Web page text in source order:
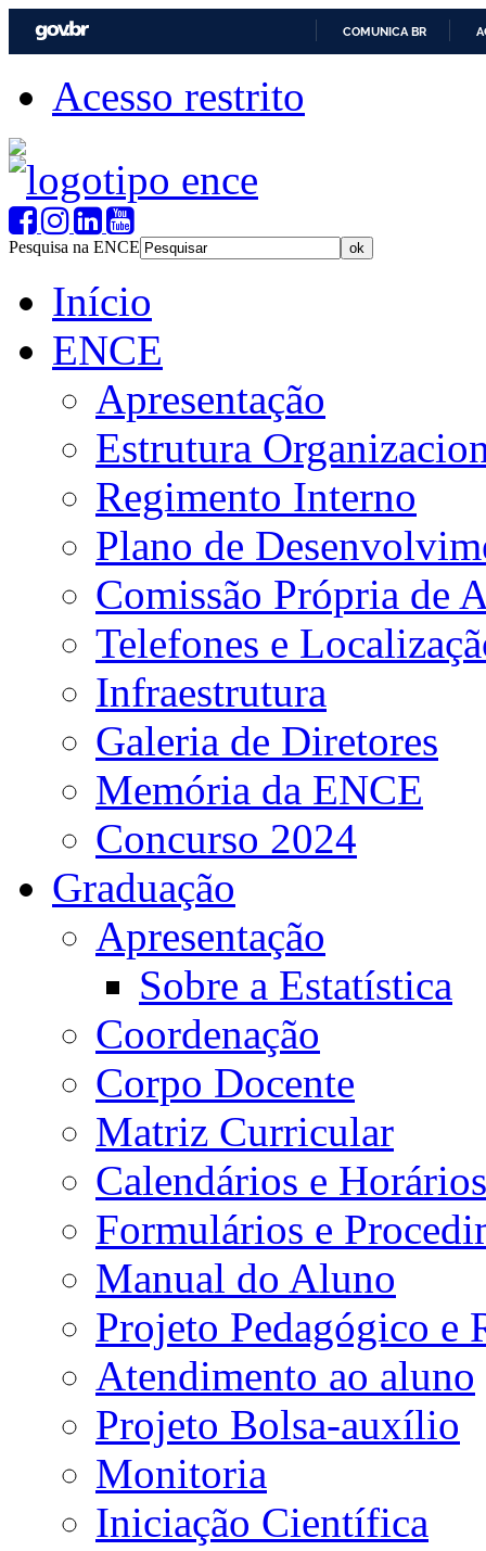
COMUNICA BR
Acesso restrito
Pesquisa na ENCE
Início
ENCE
Apresentação
Estrutura
Regimento Interno
Plano de
Comissão Própria de
Telefones e
Infraestrutura
Galeria de Diretores
Memória da ENCE
Concurso 2024
Graduação
Apresentação
Sobre a Estatística
Coordenação
Corpo Docente
Matriz Curricular
Calendários e Horários
Formulários e
Manual do Aluno
Projeto Pedagógico e
Atendimento ao aluno
Projeto Bolsa-auxílio
Monitoria
Iniciação Científica